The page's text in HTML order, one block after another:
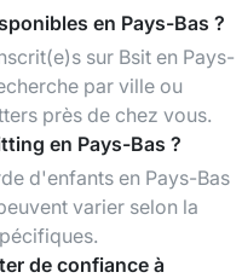
en Pays-Bas ?
sur Bsit en Pays-
par ville ou
près de chez vous.
en Pays-Bas ?
d'enfants en Pays-Bas
varier selon la
de confiance à